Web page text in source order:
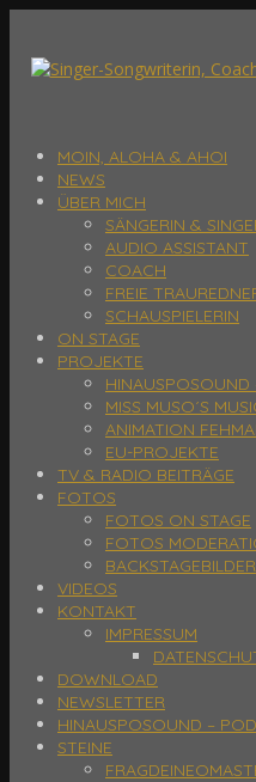
MOIN, ALOHA & AHOI
NEWS
ÜBER MICH
SÄNGERIN &
AUDIO ASSISTANT
COACH
FREIE
SCHAUSPIELERIN
ON STAGE
PROJEKTE
HINAUSPOSOUND
MISS MUSO´S
ANIMATION
EU-PROJEKTE
TV & RADIO BEITRÄGE
FOTOS
FOTOS ON STAGE
FOTOS
BACKSTAGEBILDER
VIDEOS
KONTAKT
IMPRESSUM
DOWNLOAD
NEWSLETTER
HINAUSPOSOUND –
STEINE